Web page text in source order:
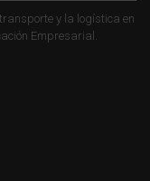
y la logística en
Empresarial.